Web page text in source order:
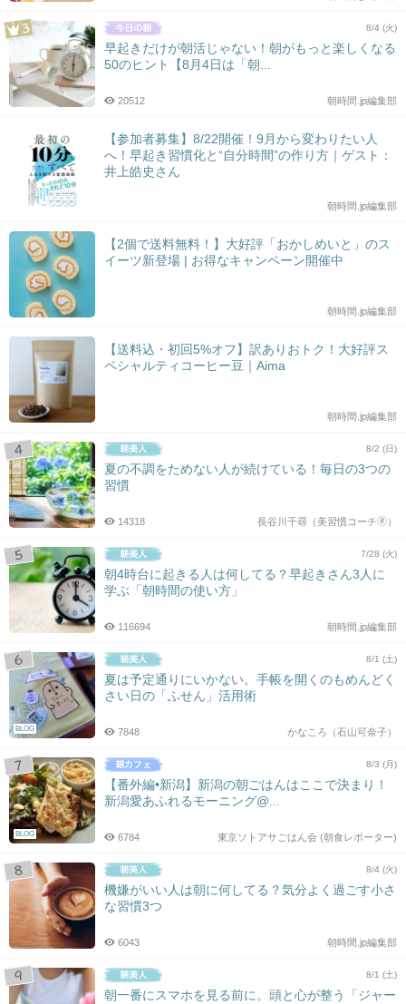
8/4 (火)
早起きだけが朝活じゃない！朝がもっと楽しくなる
50のヒント【8月4日は「朝...
朝時間.jp編集部
20512
【参加者募集】8/22開催！9月から変わりたい人
へ！早起き習慣化と“自分時間”の作り方｜ゲスト：
井上皓史さん
朝時間.jp編集部
【2個で送料無料！】大好評「おかしめいと」のス
イーツ新登場 | お得なキャンペーン開催中
朝時間.jp編集部
【送料込・初回5%オフ】訳ありおトク！大好評ス
ペシャルティコーヒー豆｜Aima
朝時間.jp編集部
8/2 (日)
夏の不調をためない人が続けている！毎日の3つの
習慣
長谷川千尋（美習慣コーチ🄬）
14318
7/28 (火)
朝4時台に起きる人は何してる？早起きさん3人に
学ぶ「朝時間の使い方」
朝時間.jp編集部
116694
BLOG
8/1 (土)
夏は予定通りにいかない。手帳を開くのもめんどく
さい日の「ふせん」活用術
かなころ（石山可奈子）
7848
BLOG
8/3 (月)
【番外編•新潟】新潟の朝ごはんはここで決まり！
新潟愛あふれるモーニング@...
東京ソトアサごはん会 (朝食レポーター)
6784
8/4 (火)
機嫌がいい人は朝に何してる？気分よく過ごす小さ
な習慣3つ
朝時間.jp編集部
6043
8/1 (土)
朝一番にスマホを見る前に。頭と心が整う「ジャー